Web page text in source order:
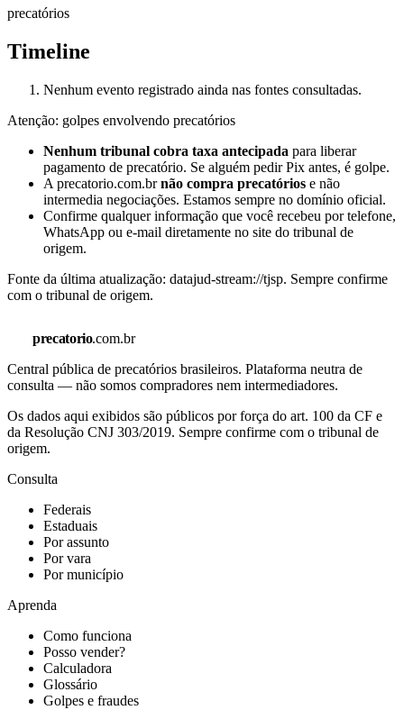
precatórios
Timeline
Nenhum evento registrado ainda nas fontes consultadas.
Atenção: golpes envolvendo precatórios
Nenhum tribunal cobra taxa antecipada para liberar
pagamento de precatório. Se alguém pedir Pix antes, é golpe.
A precatorio.com.brnão compra precatórios e não
intermedia negociações. Estamos sempre no domínio oficial.
Confirme qualquer informação que você recebeu por telefone,
WhatsApp ou e-mail diretamente no site do tribunal de
origem.
Fonte da última atualização: datajud-stream://tjsp. Sempre confirme
com o tribunal de origem.
precatorio.com.br
Central pública de precatórios brasileiros. Plataforma neutra de
consulta — não somos compradores nem intermediadores.
Os dados aqui exibidos são públicos por força do art. 100 da CF e
da Resolução CNJ 303/2019. Sempre confirme com o tribunal de
origem.
Consulta
Federais
Estaduais
Por assunto
Por vara
Por município
Aprenda
Como funciona
Posso vender?
Calculadora
Glossário
Golpes e fraudes